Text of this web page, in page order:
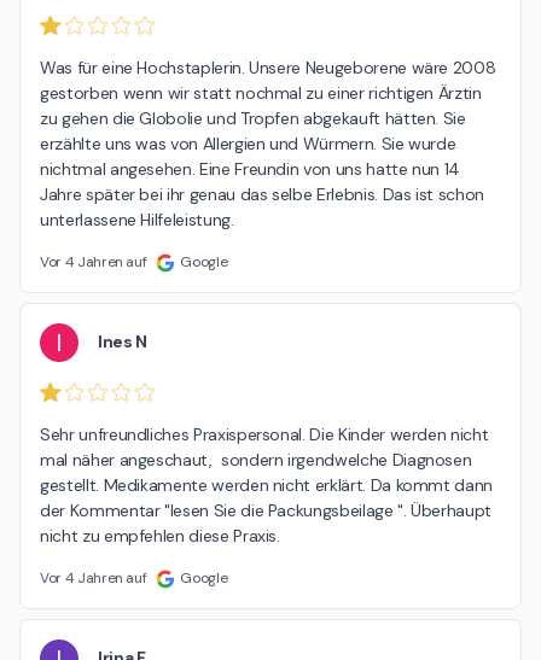
Was für eine Hochstaplerin. Unsere Neugeborene wäre 2008
gestorben wenn wir statt nochmal zu einer richtigen Ärztin
zu gehen die Globolie und Tropfen abgekauft hätten. Sie
erzählte uns was von Allergien und Würmern. Sie wurde
nichtmal angesehen. Eine Freundin von uns hatte nun 14
Jahre später bei ihr genau das selbe Erlebnis. Das ist schon
unterlassene Hilfeleistung.
Vor 4 Jahren auf Google
I Ines N
Sehr unfreundliches Praxispersonal. Die Kinder werden nicht
mal näher angeschaut,  sondern irgendwelche Diagnosen
gestellt. Medikamente werden nicht erklärt. Da kommt dann
der Kommentar "lesen Sie die Packungsbeilage ". Überhaupt
nicht zu empfehlen diese Praxis.
Vor 4 Jahren auf Google